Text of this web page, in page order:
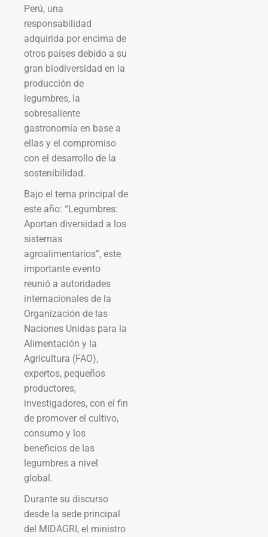
Perú, una
responsabilidad
adquirida por encima de
otros países debido a su
gran biodiversidad en la
producción de
legumbres, la
sobresaliente
gastronomía en base a
ellas y el compromiso
con el desarrollo de la
sostenibilidad.
Bajo el tema principal de
este año: “Legumbres:
Aportan diversidad a los
sistemas
agroalimentarios”, este
importante evento
reunió a autoridades
internacionales de la
Organización de las
Naciones Unidas para la
Alimentación y la
Agricultura (FAO),
expertos, pequeños
productores,
investigadores, con el fin
de promover el cultivo,
consumo y los
beneficios de las
legumbres a nivel
global.
Durante su discurso
desde la sede principal
del MIDAGRI, el ministro